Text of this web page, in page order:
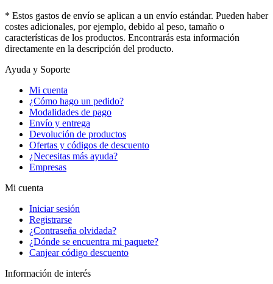
* Estos gastos de envío se aplican a un envío estándar. Pueden haber
costes adicionales, por ejemplo, debido al peso, tamaño o
características de los productos. Encontrarás esta información
directamente en la descripción del producto.
Ayuda y Soporte
Mi cuenta
¿Cómo hago un pedido?
Modalidades de pago
Envío y entrega
Devolución de productos
Ofertas y códigos de descuento
¿Necesitas más ayuda?
Empresas
Mi cuenta
Iniciar sesión
Registrarse
¿Contraseña olvidada?
¿Dónde se encuentra mi paquete?
Canjear código descuento
Información de interés